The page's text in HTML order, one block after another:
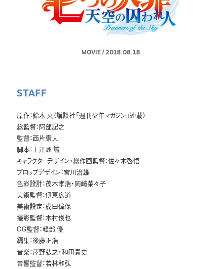
MOVIE/2018.08.18
STAFF
原作：鈴木 央（講談社「週刊少年マガジン」連載）
総監督：阿部記之
監督：西片康人
脚本：上江洲 誠
キャラクターデザイン・総作画監督：佐々木啓悟
プロップデザイン：宮川治雄
色彩設計：茂木孝浩・岡崎菜々子
美術監督：伊東広道
美術設定：成田偉保
撮影監督：木村俊也
ＣＧ監督：軽部 優
編集：後藤正浩
音楽：澤野弘之・和田貴史
音響監督：若林和弘